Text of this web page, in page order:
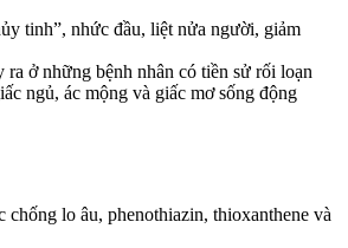
tinh”, nhức đầu, liệt nửa người, giảm
ở những bệnh nhân có tiền sử rối loạn
ngủ, ác mộng và giấc mơ sống động
lo âu, phenothiazin, thioxanthene và